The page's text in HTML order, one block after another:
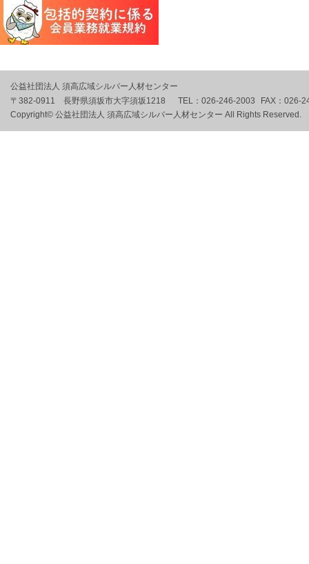
公益社団法人 須高広域シルバー人材センター
〒382-0911 長野県須坂市大字須坂1218
TEL： 026-246-2003 FAX： 026-
Copyright© 公益社団法人 須高広域シルバー人材センター All Rights Reserved.